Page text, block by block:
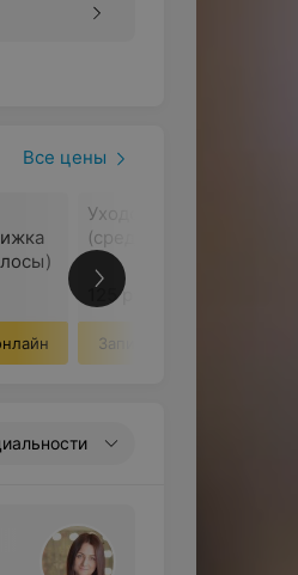
Все цены
Уходовая стрижка
(средняя длина)
125 руб.
Записаться онлайн